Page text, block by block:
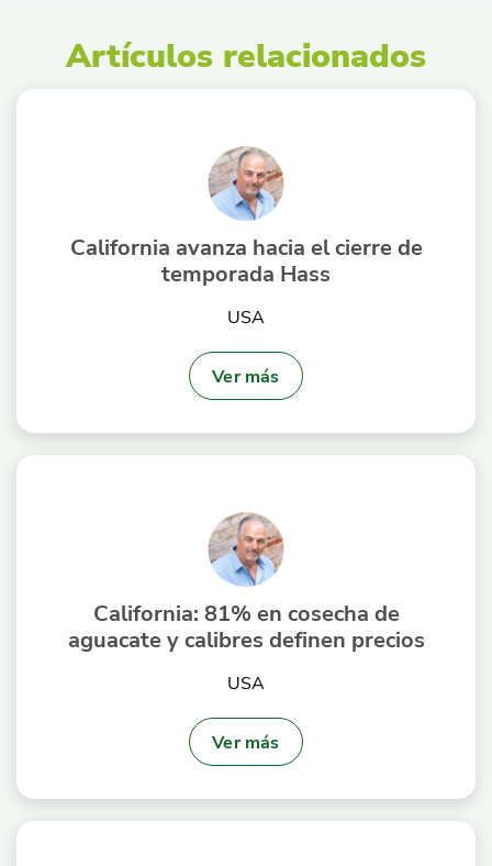
Artículos relacionados
California avanza hacia el cierre de
temporada Hass
USA
Ver más
California: 81% en cosecha de
aguacate y calibres definen precios
USA
Ver más